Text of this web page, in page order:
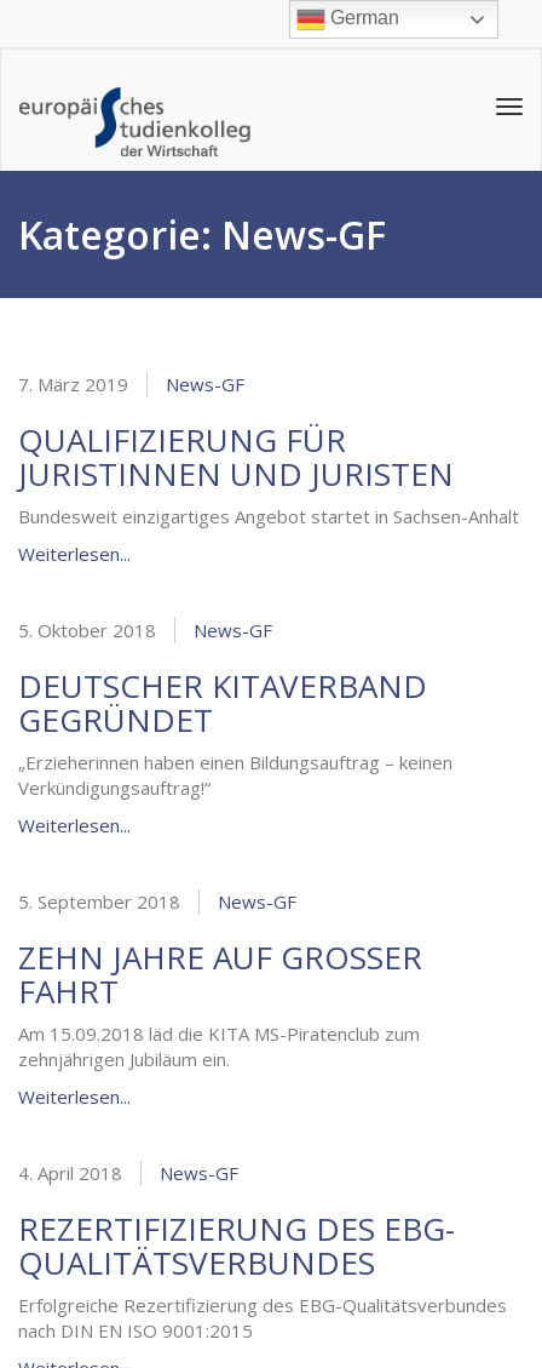
Kategorie: News-GF
7. März 2019 News-GF
QUALIFIZIERUNG FÜR
JURISTINNEN UND JURISTEN
Bundesweit einzigartiges Angebot startet in Sachsen-Anhalt
Weiterlesen...
5. Oktober 2018 News-GF
DEUTSCHER KITAVERBAND
GEGRÜNDET
„Erzieherinnen haben einen Bildungsauftrag – keinen
Verkündigungsauftrag!“
Weiterlesen...
5. September 2018 News-GF
ZEHN JAHRE AUF GROSSER F
AHRT
Am 15.09.2018 läd die KITA MS-Piratenclub zum
zehnjährigen Jubiläum ein.
Weiterlesen...
4. April 2018 News-GF
REZERTIFIZIERUNG DES EBG-
QUALITÄTSVERBUNDES
Erfolgreiche Rezertifizierung des EBG-Qualitätsverbundes
nach DIN EN ISO 9001:2015
German